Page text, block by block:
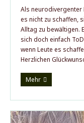
Als neurodivergenter
es nicht zu schaffen,
Alltag zu bewältigen.
sich doch einfach
wenn Leute es
Herzlichen
Mehr